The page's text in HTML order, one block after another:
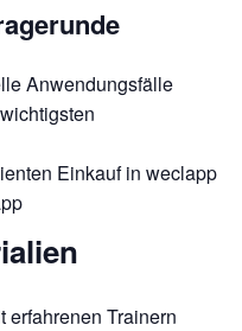
Anwendungsfälle
Einkauf in weclapp
erfahrenen Trainern